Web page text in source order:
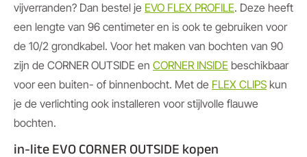
vijverranden? Dan bestel je EVO FLEX PROFILE. Deze heeft
een lengte van 96 centimeter en is ook te gebruiken voor
de 10/2 grondkabel. Voor het maken van bochten van 90
zijn de CORNER OUTSIDE en CORNER INSIDE beschikbaar
voor een buiten- of binnenbocht. Met de FLEX CLIPS kun
je de verlichting ook installeren voor stijlvolle flauwe
bochten.
in-lite EVO CORNER OUTSIDE kopen